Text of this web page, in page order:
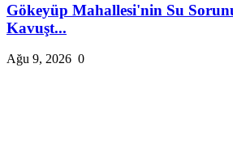
Gökeyüp Mahallesi'nin Su
Kavuşt...
Ağu 9, 2026 0